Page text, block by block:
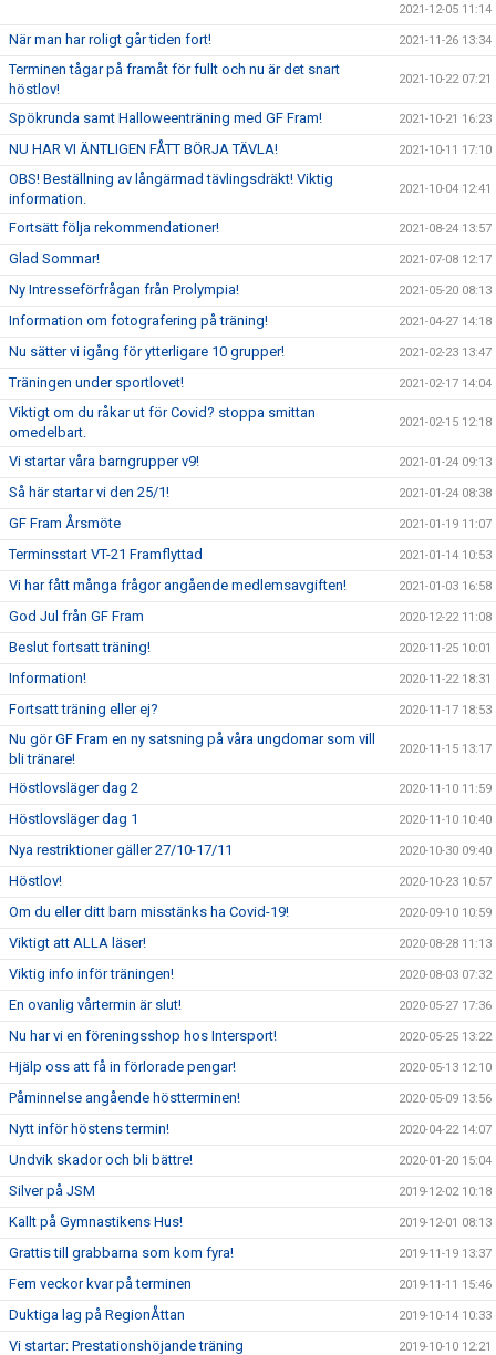
2021-12-05 11:14
När man har roligt går tiden fort! 2021-11-26 13:34
Terminen tågar på framåt för fullt och nu är det snart
höstlov!
2021-10-22 07:21
Spökrunda samt Halloweenträning med GF Fram! 2021-10-21 16:23
NU HAR VI ÄNTLIGEN FÅTT BÖRJA TÄVLA! 2021-10-11 17:10
OBS! Beställning av långärmad tävlingsdräkt! Viktig
information.
2021-10-04 12:41
Fortsätt följa rekommendationer! 2021-08-24 13:57
Glad Sommar! 2021-07-08 12:17
Ny Intresseförfrågan från Prolympia! 2021-05-20 08:13
Information om fotografering på träning! 2021-04-27 14:18
Nu sätter vi igång för ytterligare 10 grupper! 2021-02-23 13:47
Träningen under sportlovet! 2021-02-17 14:04
Viktigt om du råkar ut för Covid? stoppa smittan
omedelbart.
2021-02-15 12:18
Vi startar våra barngrupper v9! 2021-01-24 09:13
Så här startar vi den 25/1! 2021-01-24 08:38
GF Fram Årsmöte 2021-01-19 11:07
Terminsstart VT-21 Framflyttad 2021-01-14 10:53
Vi har fått många frågor angående medlemsavgiften! 2021-01-03 16:58
God Jul från GF Fram 2020-12-22 11:08
Beslut fortsatt träning! 2020-11-25 10:01
Information! 2020-11-22 18:31
Fortsatt träning eller ej? 2020-11-17 18:53
Nu gör GF Fram en ny satsning på våra ungdomar som vill
bli tränare!
2020-11-15 13:17
Höstlovsläger dag 2 2020-11-10 11:59
Höstlovsläger dag 1 2020-11-10 10:40
Nya restriktioner gäller 27/10-17/11 2020-10-30 09:40
Höstlov! 2020-10-23 10:57
Om du eller ditt barn misstänks ha Covid-19! 2020-09-10 10:59
Viktigt att ALLA läser! 2020-08-28 11:13
Viktig info inför träningen! 2020-08-03 07:32
En ovanlig vårtermin är slut! 2020-05-27 17:36
Nu har vi en föreningsshop hos Intersport! 2020-05-25 13:22
Hjälp oss att få in förlorade pengar! 2020-05-13 12:10
Påminnelse angående höstterminen! 2020-05-09 13:56
Nytt inför höstens termin! 2020-04-22 14:07
Undvik skador och bli bättre! 2020-01-20 15:04
Silver på JSM 2019-12-02 10:18
Kallt på Gymnastikens Hus! 2019-12-01 08:13
Grattis till grabbarna som kom fyra! 2019-11-19 13:37
Fem veckor kvar på terminen 2019-11-11 15:46
Duktiga lag på RegionÅttan 2019-10-14 10:33
Vi startar: Prestationshöjande träning 2019-10-10 12:21